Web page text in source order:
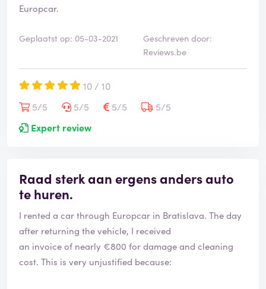
Europcar.
Geplaatst op: 05-03-2021
Geschreven door:
Reviews.be
10 / 10
5/5
5/5 5/5
5/5
Expert review
Raad sterk aan ergens anders auto
te huren.
I rented a car through Europcar in Bratislava. The day
after returning the vehicle, I received
an invoice of nearly €800 for damage and cleaning
cost. This is very unjustified because: